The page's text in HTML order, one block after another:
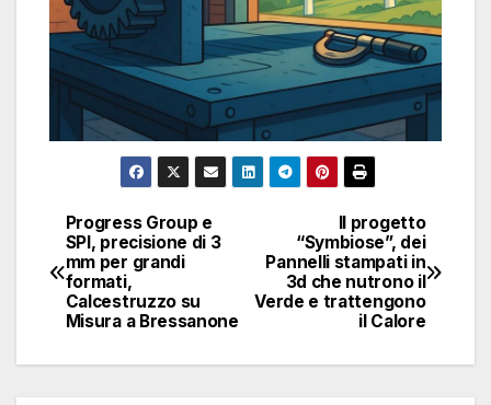
Navigazione
articoli
Il progetto
“Symbiose”, dei
Pannelli stampati in
3d che nutrono il
Verde e trattengono
il Calore
Progress Group e
SPI, precisione di 3
mm per grandi
formati,
Calcestruzzo su
Misura a Bressanone